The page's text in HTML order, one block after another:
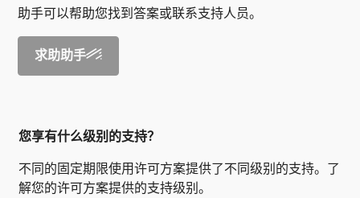
助手可以帮助您找到答案或联系支持人员。
求助助手
您享有什么级别的支持？
不同的固定期限使用许可方案提供了不同级别的支持。了
解您的许可方案提供的支持级别。